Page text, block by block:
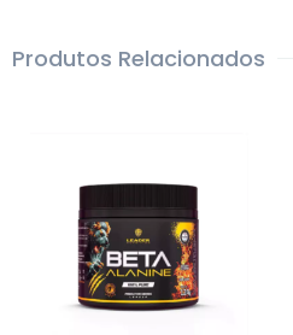
Produtos Relacionados